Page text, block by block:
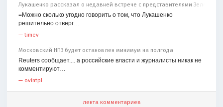
Лукашенко рассказал о недавней встрече с представителями
=Можно сколько угодно говорить о том, что Лукашенко
решительно отверг…
—timev
Московский НПЗ будет остановлен минимум на полгода
Reuters сообщает.... а российские власти и журналисты никак не
комментируют…
— ovintpl
лента комментариев